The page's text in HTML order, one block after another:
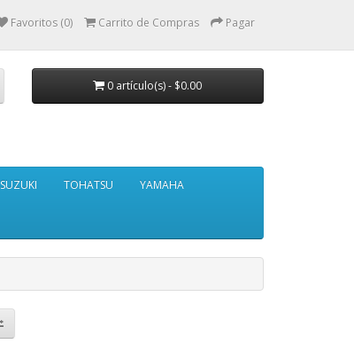
Favoritos (0) Carrito de Compras Pagar
0 artículo(s) - $0.00
SUZUKI TOHATSU YAMAHA